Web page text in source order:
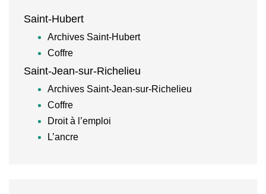
Saint-Hubert
Archives Saint-Hubert
Coffre
Saint-Jean-sur-Richelieu
Archives Saint-Jean-sur-Richelieu
Coffre
Droit à l’emploi
L’ancre